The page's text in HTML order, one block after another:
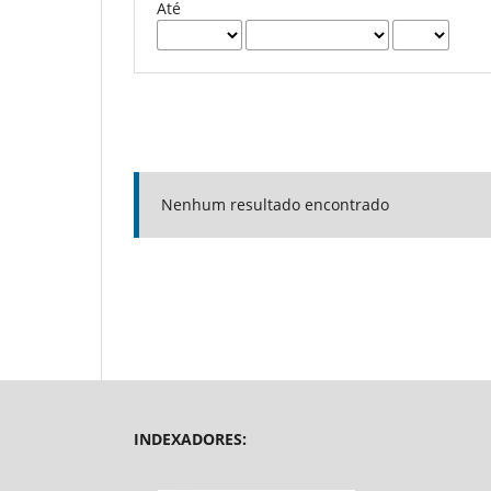
Até
Nenhum resultado encontrado
INDEXADORES: